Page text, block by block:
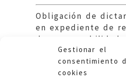
Gestionar el
consentimiento
cookies
Obligación de
en expediente de
de responsabilidad
Ayuntamiento de